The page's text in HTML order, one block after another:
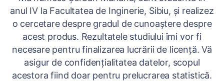
anul IV la Facultatea de Inginerie, Sibiu, și realizez
o cercetare despre gradul de cunoaștere despre
acest produs. Rezultatele studiului îmi vor fi
necesare pentru finalizarea lucrării de licență. Vă
asigur de confidențialitatea datelor, scopul
acestora fiind doar pentru prelucrarea statistică.